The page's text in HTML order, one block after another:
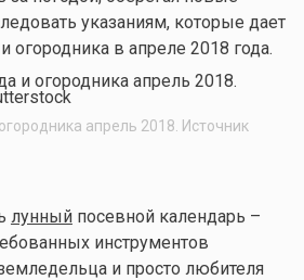
указаниям, которые дает
огородника в апреле 2018 года.
апрель 2018. Источник
лунныйпосевной календарь –
инструментов
и просто любителя